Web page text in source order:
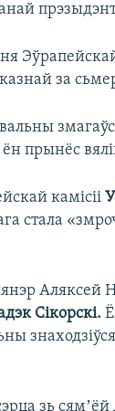
за
ён прынёс
камісіі
стала
Аляксей
Сікорскі.
зь сямʼёй